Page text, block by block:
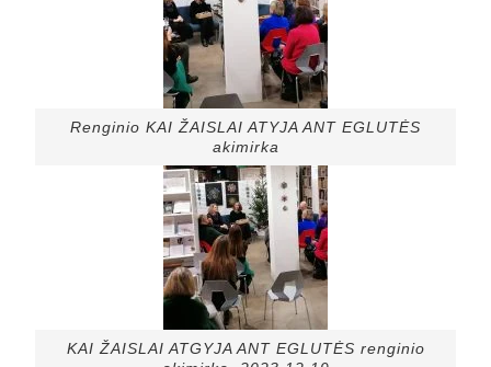
Renginio KAI ŽAISLAI ATYJA ANT EGLUTĖS
akimirka
KAI ŽAISLAI ATGYJA ANT EGLUTĖS renginio